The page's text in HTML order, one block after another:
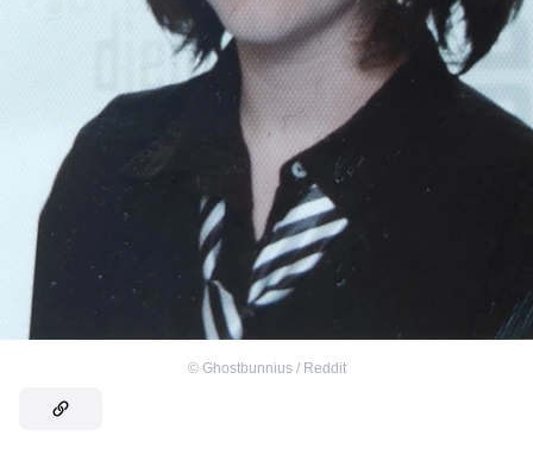
© Ghostbunnius / Reddit